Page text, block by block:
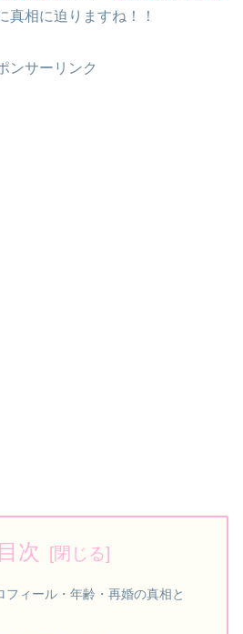
真相に迫りますね！！
ンサーリンク
目次
フィール・年齢・再婚の真相と